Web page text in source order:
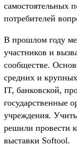
самостоятельных
потребителей
В прошлом году
участников и
сообществе.
средних и
IT, банковской,
государственные
учреждения.
решили провести
выставки Softool.